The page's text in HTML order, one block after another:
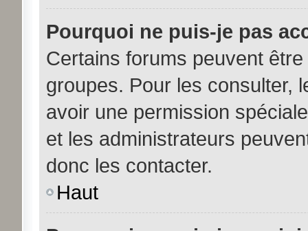
Pourquoi ne puis-je pas
Certains forums peuvent
groupes. Pour les consulter,
avoir une permission
et les administrateurs
donc les contacter.
Haut